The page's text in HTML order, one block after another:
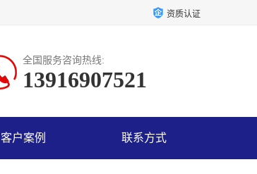
资质认证
全国服务咨询热线:
13916907521
客户案例 联系方式